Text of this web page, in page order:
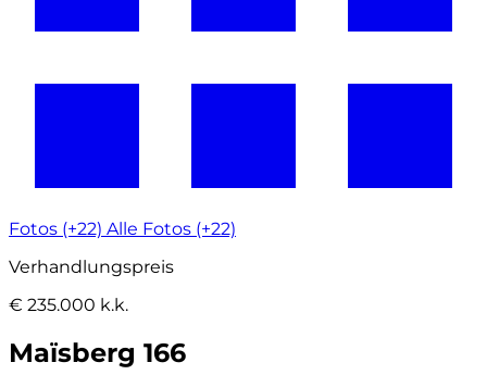
Fotos (+22) Alle Fotos (+22)
Verhandlungspreis
€ 235.000 k.k.
Maïsberg 166